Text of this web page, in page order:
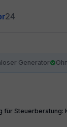
24
Generator
für Steuerberatung: